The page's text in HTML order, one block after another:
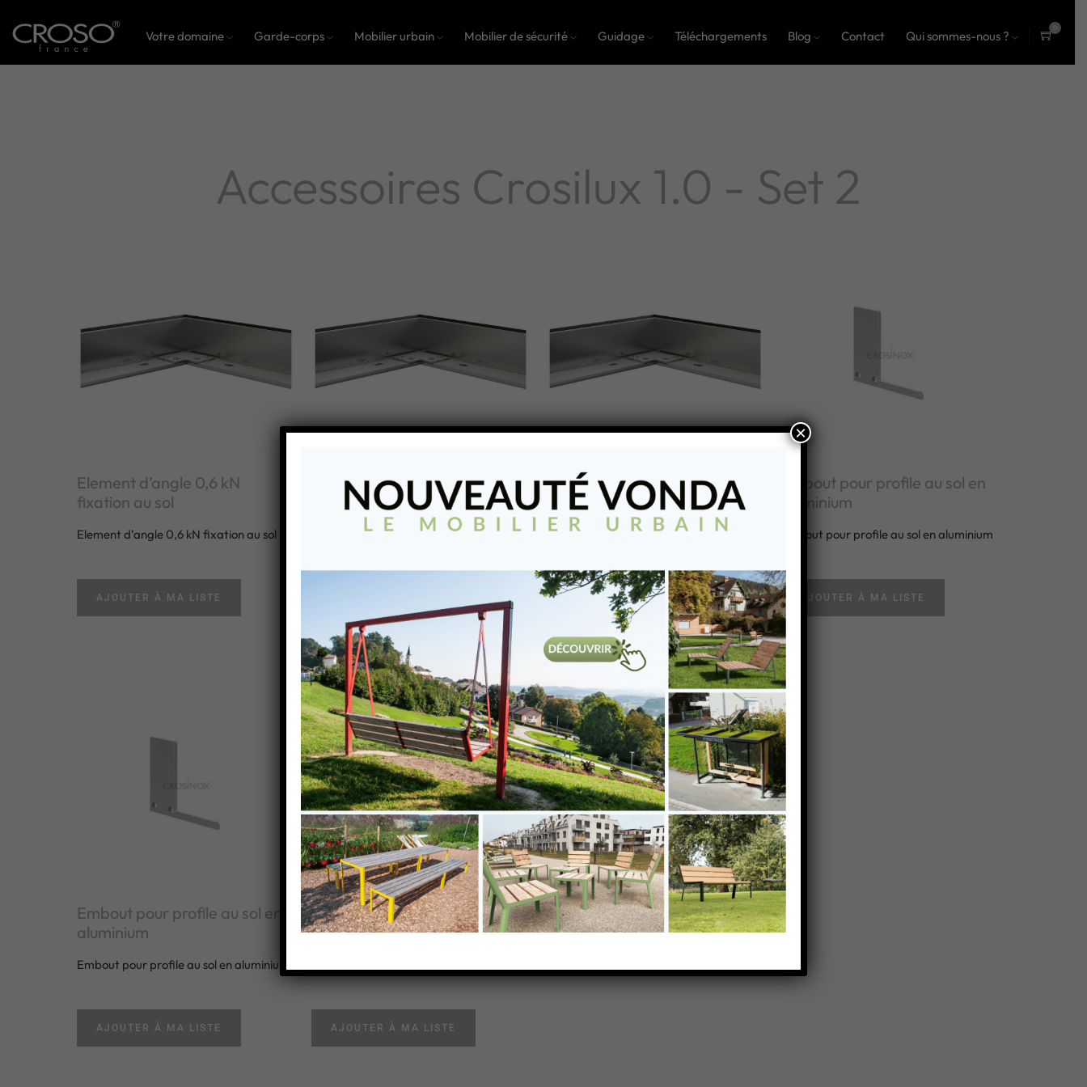
Votre domaine Garde-corps Mobilier urbain Mobilier de sécurité Guidage Téléchargements Blog Contact Qui sommes-nous ?
0
Accessoires Crosilux 1.0 - Set 2
Element d’angle 0,6 kN
fixation au sol
Element d’angle 0,6 kN fixation au sol
AJOUTER À MA LISTE
Element d’angle 0,6 kN
fixation au sol
Element d’angle 0,6 kN fixation au sol
Element d’angle 0,6 kN
fixation au sol
Element d’angle 0,6 kN fixation au sol
AJOUTER À MA LISTE
Embout pour profile au sol en
aluminium
Embout pour profile au sol en aluminium
AJOUTER À MA LISTE
Embout pour profile au sol en
aluminium
Embout pour profile au sol en aluminium
AJOUTER À MA LISTE
Embout pour profile au sol en
aluminium
AJOUTER À MA LISTE
×